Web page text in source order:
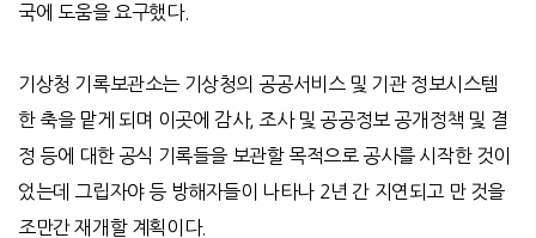
국에 도움을 요구했다.
기상청 기록보관소는 기상청의 공공서비스 및 기관 정보시스템
한 축을 맡게 되며 이곳에 감사, 조사 및 공공정보 공개정책 및 결
정 등에 대한 공식 기록들을 보관할 목적으로 공사를 시작한 것이
었는데 그립자야 등 방해자들이 나타나 2년 간 지연되고 만 것을
조만간 재개할 계획이다.